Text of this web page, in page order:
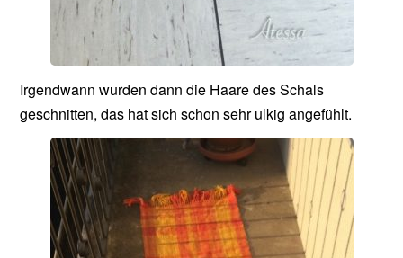
Irgendwann wurden dann die Haare des Schals
geschnitten, das hat sich schon sehr ulkig angefühlt.